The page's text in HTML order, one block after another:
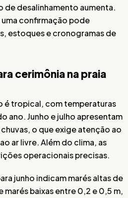
de desalinhamento aumenta.
confirmação pode
estoques e cronogramas de
cerimônia na praia
é tropical, com temperaturas
ano. Junho e julho apresentam
o que exige atenção ao
ar livre. Além do clima, as
operacionais precisas.
junho indicam marés altas de
marés baixas entre 0,2 e 0,5 m,